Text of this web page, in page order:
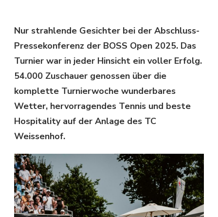
Nur strahlende Gesichter bei der Abschluss-
Pressekonferenz der BOSS Open 2025. Das
Turnier war in jeder Hinsicht ein voller Erfolg.
54.000 Zuschauer genossen über die
komplette Turnierwoche wunderbares
Wetter, hervorragendes Tennis und beste
Hospitality auf der Anlage des TC
Weissenhof.